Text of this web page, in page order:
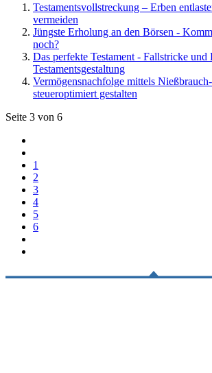
Testamentsvollstreckung – Erben
vermeiden
Jüngste Erholung an den Börsen -
noch?
Das perfekte Testament - Fallstricke und
Testamentsgestaltung
Vermögensnachfolge mittels
steueroptimiert gestalten
Seite 3 von 6
1
2
3
4
5
6